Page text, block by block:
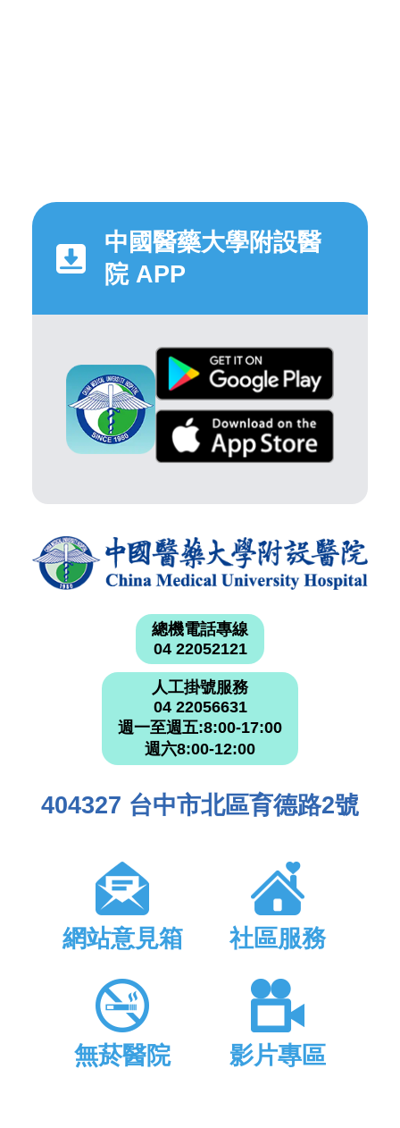
中國醫藥大學附設醫
院 APP
總機電話專線
04 22052121
人工掛號服務
04 22056631
週一至週五:8:00-17:00
週六8:00-12:00
404327 台中市北區育德路2號
網站意見箱 社區服務
無菸醫院 影片專區